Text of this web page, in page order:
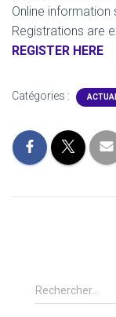
Online information
Registrations are
REGISTER HERE
Catégories :
R
e
Rechercher…